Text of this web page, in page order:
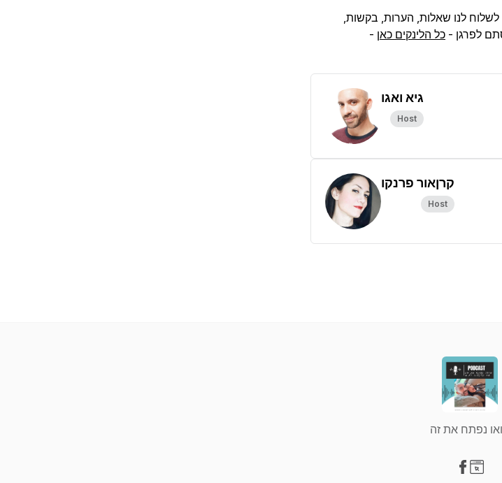
לנו שאלות, הערות, בקשות,
לפרגן - כל הלינקים כאן -
גיא ואגו
Host
קרןאור פרנקו
Host
נפתח את זה